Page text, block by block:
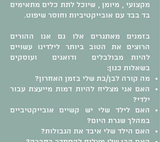
מקצועי , מיומן , שיוכל לתת כלים מתאימים
בד בבד עם אובייקטיביות וחוסר שיפוט.
בזמנים מאתגרים אלו גם אנו ההורים
הרוצים את הטוב ביותר לילדינו עשויים
להיות מבולבלים ודואגים ועוסקים
בשאלות כגון:
מה קורה לבן/בת שלי בזמן האחרון?
האם אני מצליח להיות דמות מייעצת עבור
ילדי?
האם לילד שלי יש קשיים אובייקטיביים
במהלך שגרת היום?
האם הילד שלי איבד את הגבולות?